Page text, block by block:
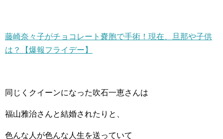
藤崎奈々子がチョコレート嚢胞で手術！現在、旦那や子供
は？【爆報フライデー】
同じくクイーンになった吹石一恵さんは
福山雅治さんと結婚されたりと、
色んな人が色んな人生を送っていて